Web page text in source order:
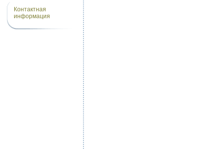
Контактная
информация